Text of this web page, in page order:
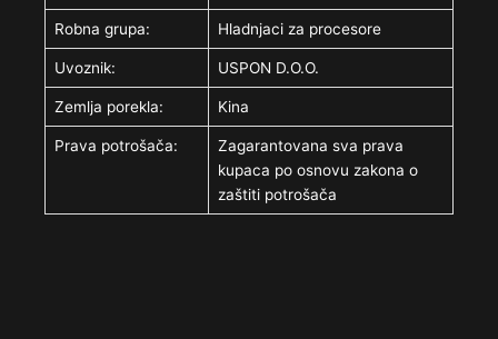
Robna grupa: Hladnjaci za procesore
Uvoznik: USPON D.O.O.
Zemlja porekla: Kina
Prava potrošača:
Zagarantovana sva prava
kupaca po osnovu zakona o
zaštiti potrošača